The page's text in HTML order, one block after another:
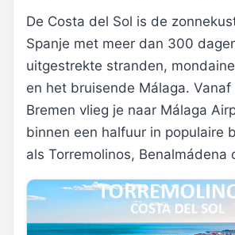
De Costa del Sol is de
Spanje met meer dan 300
uitgestrekte stranden,
en het bruisende Málaga. Vanaf
Bremen vlieg je naar Málaga
binnen een halfuur in populaire
als Torremolinos, Benalmádena